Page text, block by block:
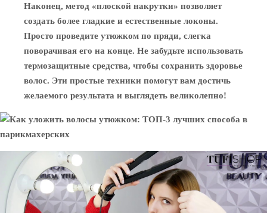
Наконец, метод «плоской накрутки» позволяет
создать более гладкие и естественные локоны.
Просто проведите утюжком по пряди, слегка
поворачивая его на конце. Не забудьте использовать
термозащитные средства, чтобы сохранить здоровье
волос. Эти простые техники помогут вам достичь
желаемого результата и выглядеть великолепно!